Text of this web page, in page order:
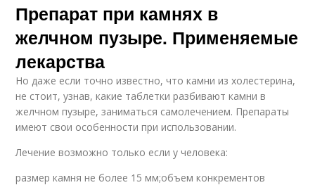
Препарат при камнях в
желчном пузыре. Применяемые
лекарства
Но даже если точно известно, что камни из холестерина,
не стоит, узнав, какие таблетки разбивают камни в
желчном пузыре, заниматься самолечением. Препараты
имеют свои особенности при использовании.
Лечение возможно только если у человека:
размер камня не более 15 мм;объем конкрементов